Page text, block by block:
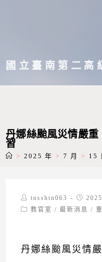
主國立臺南第二高
丹娜絲颱風災情嚴
習
> 2025 年 > 7 月 > 15
Post
author:
tnsshtn063
Post
Post教官室 / 最新消息 /
丹娜絲颱風災情